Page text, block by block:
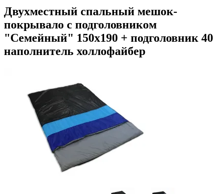
Двухместный спальный мешок-
покрывало с подголовником
"Семейный" 150х190 + подголовник 40
наполнитель холлофайбер